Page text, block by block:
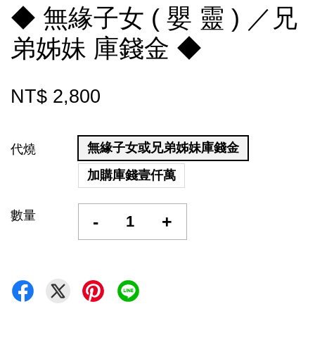
◆ 無緣子女 ( 嬰 靈 ) ／兄
弟姊妹 庫錢金 ◆
NT$ 2,800
代燒
無緣子女或兄弟姊妹庫錢金
加購庫錢壹仟萬
數量 - +